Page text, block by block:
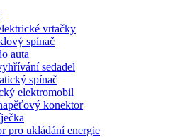
vrtačky
spínač
auta
sedadel
spínač
elektromobil
konektor
pro ukládání energie